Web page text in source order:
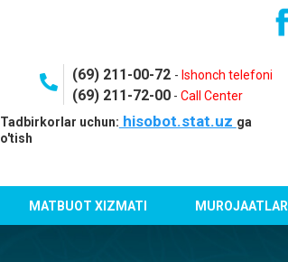
(69) 211-00-72 - Ishonch telefoni
(69) 211-72-00- Call Center
Tadbirkorlar uchun: hisobot.stat.uz ga
o'tish
MATBUOT XIZMATI MUROJAATLAR